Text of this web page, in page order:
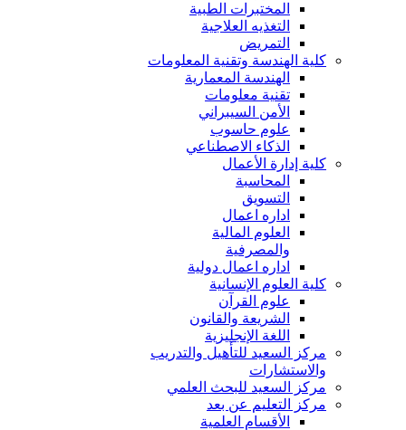
المختبرات الطبية
التغذيه العلاجية
التمريض
كلية الهندسة وتقنية المعلومات
الهندسة المعمارية
تقنية معلومات
الأمن السيبراني
علوم حاسوب
الذكاء الاصطناعي
كلية إدارة الأعمال
المحاسبة
التسويق
اداره اعمال
العلوم المالية
والمصرفية
اداره اعمال دولية
كلية العلوم الإنسانية
علوم القرآن
الشريعة والقانون
اللغة الإنجليزية
مركز السعيد للتأهيل والتدريب
والاستشارات
مركز السعيد للبحث العلمي
مركز التعليم عن بعد
الأقسام العلمية